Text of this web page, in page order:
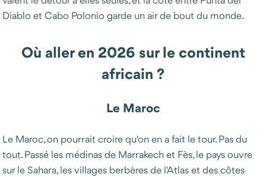
Diablo et Cabo Polonio garde un air de bout du monde.
Où aller en 2026 sur le continent
africain ?
Le Maroc
Le Maroc, on pourrait croire qu'on en a fait le tour. Pas du
tout. Passé les médinas de Marrakech et Fès, le pays ouvre
sur le Sahara, les villages berbères de l'Atlas et des côtes